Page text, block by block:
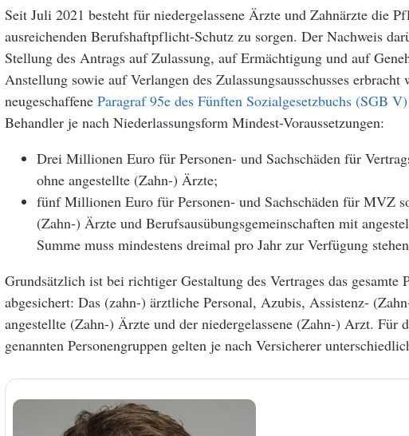
Seit Juli 2021 besteht für niedergelassene Ärzte und Zahnärzte die
ausreichenden Berufshaftpflicht-Schutz zu sorgen. Der Nachweis
Stellung des Antrags auf Zulassung, auf Ermächtigung und auf
Anstellung sowie auf Verlangen des Zulassungsausschusses erbracht
neugeschaffene Paragraf 95e des Fünften Sozialgesetzbuchs (SGB V)
Behandler je nach Niederlassungsform Mindest-Voraussetzungen:
Drei Millionen Euro für Personen- und Sachschäden für
ohne angestellte (Zahn-) Ärzte;
fünf Millionen Euro für Personen- und Sachschäden für MVZ
(Zahn-) Ärzte und Berufsausübungsgemeinschaften mit
Summe muss mindestens dreimal pro Jahr zur Verfügung
Grundsätzlich ist bei richtiger Gestaltung des Vertrages das gesamte
abgesichert: Das (zahn-) ärztliche Personal, Azubis, Assistenz-
angestellte (Zahn-) Ärzte und der niedergelassene (Zahn-) Arzt. Für
genannten Personengruppen gelten je nach Versicherer